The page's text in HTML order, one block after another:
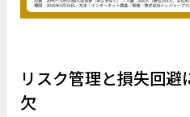
リスク管理と損失回
欠